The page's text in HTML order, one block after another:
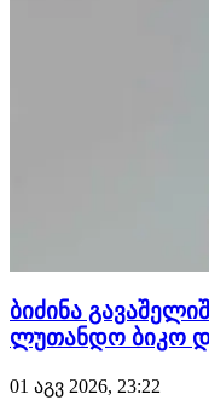
ბიძინა
ლუთანდო ბიკო
01 აგვ 2026, 23:22